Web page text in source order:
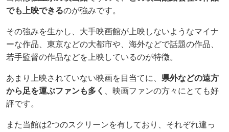
でも上映できるのが強みです。
その強みを生かし、大手映画館が上映しないようなマイナ
ーな作品、東京などの大都市や、海外などで話題の作品、
若手監督の作品などを上映しているのが特徴。
あまり上映されていない映画を目当てに、 県外などの遠方
から足を運ぶファンも多く
、映画ファンの方々にとても好
評です。
また当館は2つのスクリーンを有しており、それぞれ違っ